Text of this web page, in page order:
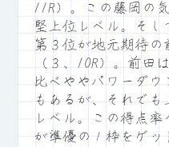
11R）。この藤岡の
堅上位レベル。そし
第３位が地元期待の
（３、10R）。前田
比べややパワーダウ
もあるが、それでも
レベル。この得点率
が準優の１枠をゲッ